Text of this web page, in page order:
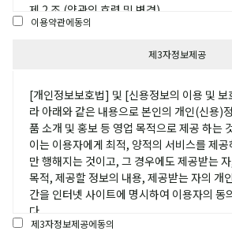
제 2 조 (약관의 효력 및 변경)
(1) 이 약관은 회사가 그 내용을 서비스 화면
(2) 회사는 합리적인 사유가 있을 경우 약관
지 않는 범위에서 본 약관을 변경할 수 있으
용일자 및 개정사유를 명시하여 현행약관과
에 그 적용일자 3일 이전부터 적용일자 전일
(3) 변경된 약관은 그 내용이 법령에 위배되지
회원으로 가입한 이용자에게도 적용됩니다.
있는 회원은 회사가 정한 양식에 따라 언제
(회원탈퇴)할 수 있으며, 약관의 효력발생일
비스 이용은 약관의 변경사항에 동의한 것으
이용약관에동의
제3자정보제공
[개인정보보호법] 및 [신용정보의 이용 및
라 아래와 같은 내용으로 본인의 개인(신용)
품 소개 및 홍보 등 영업 목적으로 제공 하는
이는 이용자에게 최적, 양적의 서비스를 제
만 행해지는 것이고, 그 경우에도 제공받는
목적, 제공할 정보의 내용, 제공받는 자의 개
간을 인터넷 사이트에 명시하여 이용자의 동
다.
제3자정보제공에동의